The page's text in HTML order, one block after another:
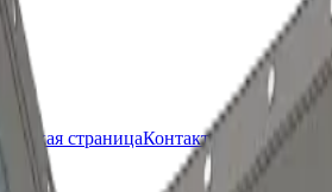
страницаКонтакты Прайс лист